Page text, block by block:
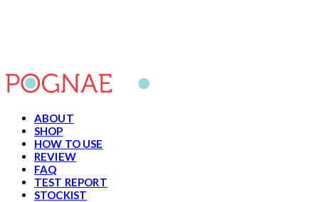
ABOUT
SHOP
HOW TO USE
REVIEW
FAQ
TEST REPORT
STOCKIST